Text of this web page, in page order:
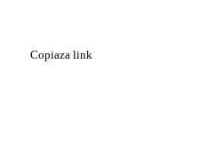
Copiaza link